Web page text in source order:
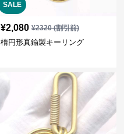
SALE
¥2,080 ¥2320(割引前)
楕円形真鍮製キーリング